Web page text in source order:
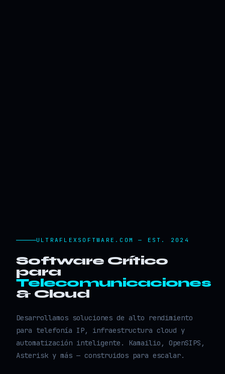
ULTRAFLEXSOFTWARE.COM — EST. 2024
Software Crítico
para
Telecomunicaciones
& Cloud
Desarrollamos soluciones de alto rendimiento
para telefonía IP, infraestructura cloud y
automatización inteligente. Kamailio, OpenSIPS,
Asterisk y más — construidos para escalar.